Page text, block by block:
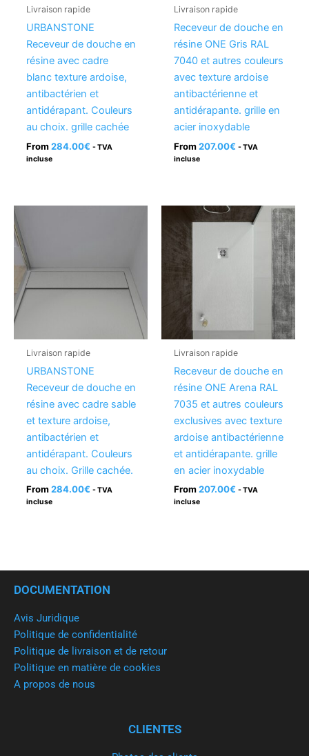
Livraison rapide
URBANSTONE
Receveur de douche en
résine avec cadre
blanc texture ardoise,
antibactérien et
antidérapant. Couleurs
au choix. grille cachée
From 284.00€ - TVA
incluse
Livraison rapide
Receveur de douche en
résine ONE Gris RAL
7040 et autres couleurs
avec texture ardoise
antibactérienne et
antidérapante. grille en
acier inoxydable
From 207.00€ - TVA
incluse
Livraison rapide
URBANSTONE
Receveur de douche en
résine avec cadre sable
et texture ardoise,
antibactérien et
antidérapant. Couleurs
au choix. Grille cachée.
From 284.00€ - TVA
incluse
Livraison rapide
Receveur de douche en
résine ONE Arena RAL
7035 et autres couleurs
exclusives avec texture
ardoise antibactérienne
et antidérapante. grille
en acier inoxydable
From 207.00€ - TVA
incluse
DOCUMENTATION
Avis Juridique
Politique de confidentialité
Politique de livraison et de retour
Politique en matière de cookies
A propos de nous
CLIENTES